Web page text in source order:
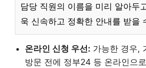
담당 직원의 이름을 미리 알아두
욱 신속하고 정확한 안내를 받을
온라인 신청 우선: 가능한 경우,
방문 전에 정부24 등 온라인으